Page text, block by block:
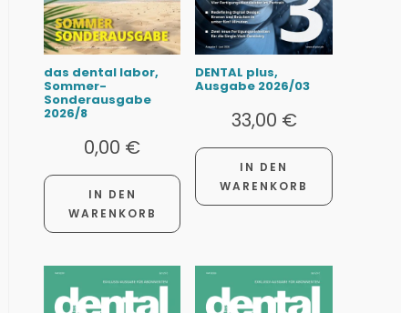
das dental labor,
Sommer-
Sonderausgabe
2026/8
0,00 €
IN DEN
WARENKORB
DENTAL plus,
Ausgabe 2026/03
33,00 €
IN DEN
WARENKORB